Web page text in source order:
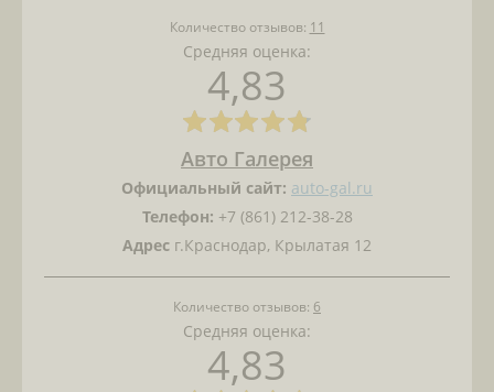
Количество отзывов: 11
Средняя оценка:
4,83
Авто Галерея
Официальный сайт: auto-gal.ru
Телефон: +7 (861) 212-38-28
Адрес г.Краснодар, Крылатая 12
Количество отзывов: 6
Средняя оценка:
4,83